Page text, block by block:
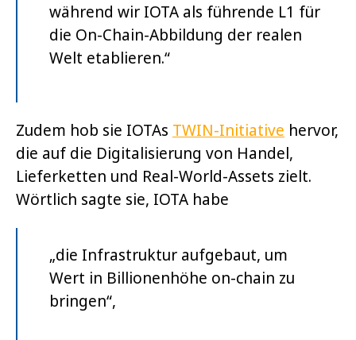
während wir IOTA als führende L1 für
die On-Chain-Abbildung der realen
Welt etablieren.“
Zudem hob sie IOTAs TWIN-Initiative hervor,
die auf die Digitalisierung von Handel,
Lieferketten und Real-World-Assets zielt.
Wörtlich sagte sie, IOTA habe
„die Infrastruktur aufgebaut, um
Wert in Billionenhöhe on-chain zu
bringen“,